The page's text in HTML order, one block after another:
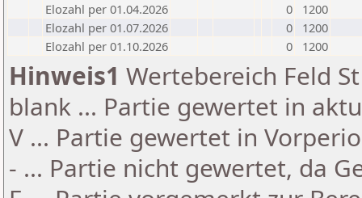
Elozahl per 01.04.2026
0
1200
Elozahl per 01.07.2026
0
1200
Elozahl per 01.10.2026
0 1200
Hinweis1 Wertebereich Feld
blank ... Partie gewertet in
V ... Partie gewertet in
- ... Partie nicht gewertet, da